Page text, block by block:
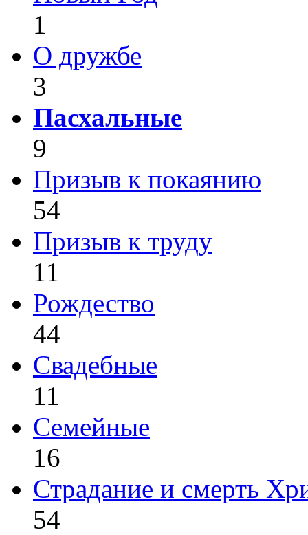
1
О дружбе
3
Пасхальные
9
Призыв к покаянию
54
Призыв к труду
11
Рождество
44
Свадебные
11
Семейные
16
Страдание и смерть
54